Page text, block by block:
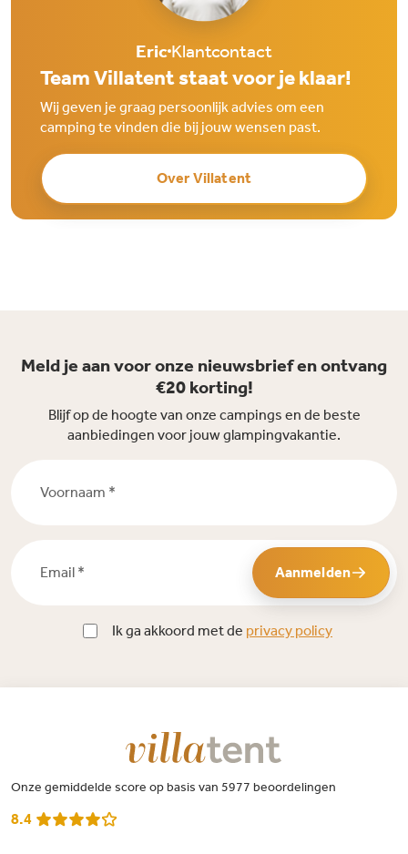
Eric Klantcontact
Team Villatent staat voor je klaar!
Wij geven je graag persoonlijk advies om een
camping te vinden die bij jouw wensen past.
Over Villatent
Meld je aan voor onze nieuwsbrief en ontvang
€20 korting!
Blijf op de hoogte van onze campings en de beste
aanbiedingen voor jouw glampingvakantie.
Aanmelden
Ik ga akkoord met de privacy policy
Onze gemiddelde score op basis van 5977 beoordelingen
8.4